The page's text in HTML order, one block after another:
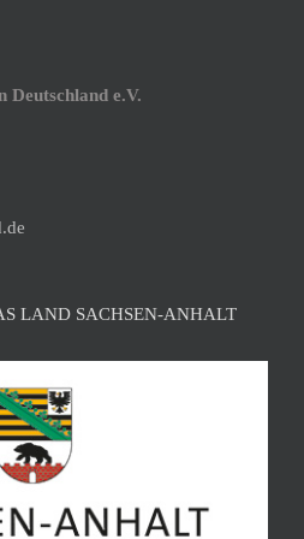
Deutschland e.V.
LAND SACHSEN-ANHALT